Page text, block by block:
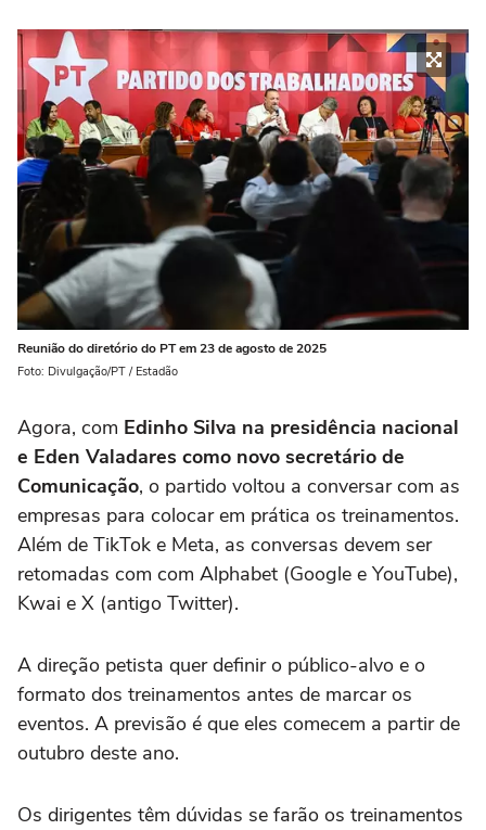
Reunião do diretório do PT em 23 de agosto de 2025
Foto: Divulgação/PT / Estadão
Agora, com Edinho Silva na presidência nacional
e Eden Valadares como novo secretário de
Comunicação, o partido voltou a conversar com as
empresas para colocar em prática os treinamentos.
Além de TikTok e Meta, as conversas devem ser
retomadas com com Alphabet (Google e YouTube),
Kwai e X (antigo Twitter).
A direção petista quer definir o público-alvo e o
formato dos treinamentos antes de marcar os
eventos. A previsão é que eles comecem a partir de
outubro deste ano.
Os dirigentes têm dúvidas se farão os treinamentos